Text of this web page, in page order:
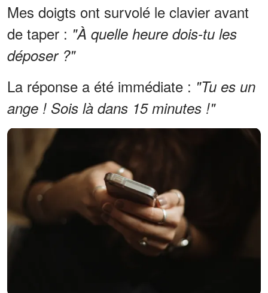
Mes doigts ont survolé le clavier avant
de taper : "À quelle heure dois-tu les
déposer ?"
La réponse a été immédiate : "Tu es un
ange ! Sois là dans 15 minutes !"